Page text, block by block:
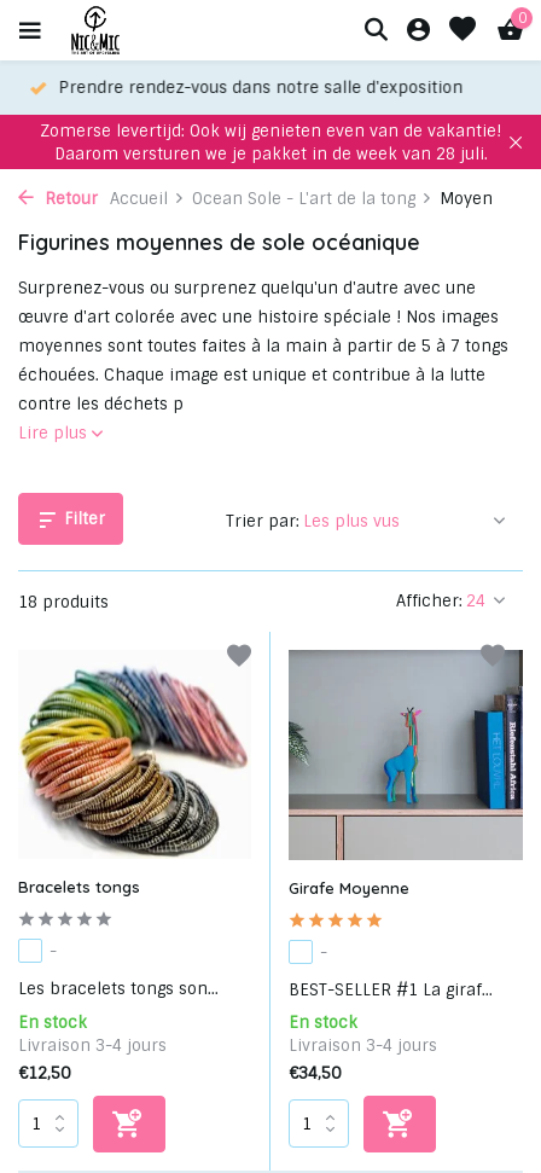
0
Choisissez votre favori grâce à notre service de sélection!
Zomerse levertijd: Ook wij genieten even van de vakantie!
Daarom versturen we je pakket in de week van 28 juli.
Retour Accueil Ocean Sole - L'art de la tong Moyen
Figurines moyennes de sole océanique
Surprenez-vous ou surprenez quelqu'un d'autre avec une
œuvre d'art colorée avec une histoire spéciale ! Nos images
moyennes sont toutes faites à la main à partir de 5 à 7 tongs
échouées. Chaque image est unique et contribue à la lutte
contre les déchets p
Lire plus
Filter
18 produits Afficher:
Trier par:
Bracelets tongs
-
Les bracelets tongs son...
En stock
Livraison 3-4 jours
€12,50
Girafe Moyenne
-
BEST-SELLER #1 La giraf...
En stock
Livraison 3-4 jours
€34,50